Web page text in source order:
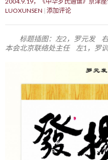
LUOXUNSEN 添加评论
标题插图：左2，罗元发
本会北京联络处主任 左1，罗